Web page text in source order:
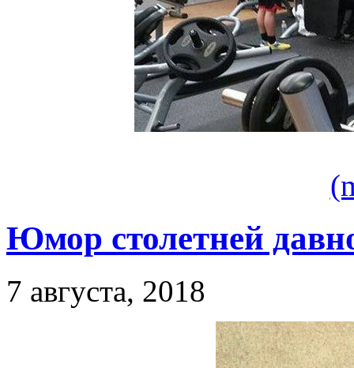
Юмор столетней
7 августа, 2018